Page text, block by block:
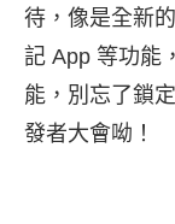
待，像是全新
記 App 等功能
能，別忘了鎖
發者大會呦！